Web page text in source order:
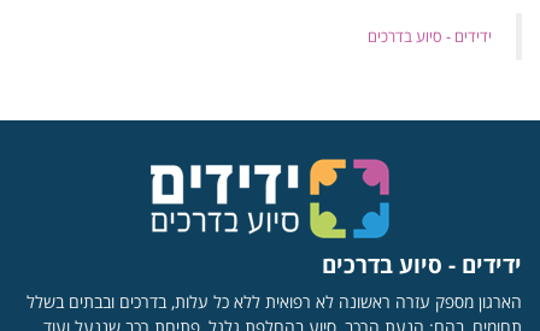
‏ידידים - סיוע בדרכים
ידידים - סיוע בדרכים
הארגון מספק עזרה ראשונה לא רפואית ללא כל עלות, בדרכים ובבתים בשלל